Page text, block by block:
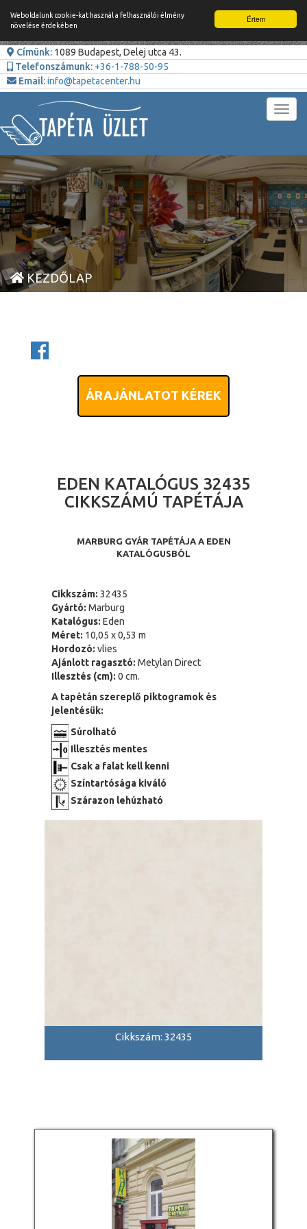
Értem
Weboldalunk cookie-kat használ a felhasználói élmény
növelése érdekében
Címünk: 1089 Budapest, Delej utca 43.
Telefonszámunk: +36-1-788-50-95
Email:info@tapetacenter.hu
KEZDŐLAP
ÁRAJÁNLATOT KÉREK
EDEN KATALÓGUS 32435
CIKKSZÁMÚ TAPÉTÁJA
MARBURG GYÁR TAPÉTÁJA A EDEN
KATALÓGUSBÓL
Cikkszám: 32435
Gyártó: Marburg
Katalógus: Eden
Méret: 10,05 x 0,53 m
Hordozó: vlies
Ajánlott ragasztó: Metylan Direct
Illesztés (cm): 0 cm.
A tapétán szereplő piktogramok és
jelentésük:
Súrolható
Illesztés mentes
Csak a falat kell kenni
Színtartósága kiváló
Szárazon lehúzható
Cikkszám: 32435